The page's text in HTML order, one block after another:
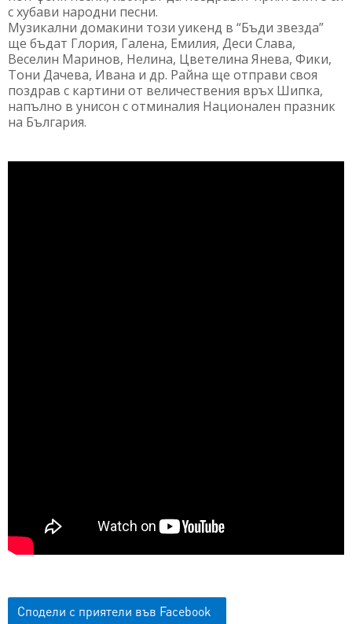
с хубави народни песни.
Музикални домакини този уикенд в “Бъди звезда”
ще бъдат Глория, Галена, Емилия, Деси Слава,
Веселин Маринов, Нелина, Цветелина Янева, Фики,
Тони Дачева, Ивана и др. Райна ще отправи своя
поздрав с картини от величествения връх Шипка,
напълно в унисон с отминалия Национален празник
на България.
Сподели с приятели във Facebook